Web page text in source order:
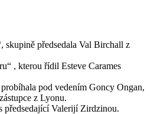
skupině předsedala Val Birchall z
, kterou řídil Esteve Carames
pod vedením Goncy Ongan,
z Lyonu.
předsedající Valerijí Zirdzinou.